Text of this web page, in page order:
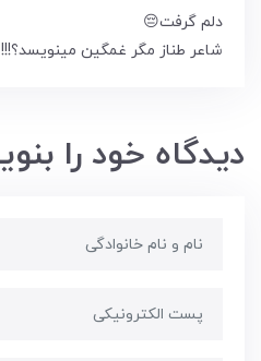
دلم گرفت😔
شاعر طناز مگر غمگین مینویسد؟!!!
دیدگاه خود را